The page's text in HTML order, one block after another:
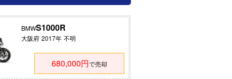
BMWS1000R
大阪府 2017年 不明
680,000円で売却